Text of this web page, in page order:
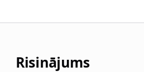
Risinājums